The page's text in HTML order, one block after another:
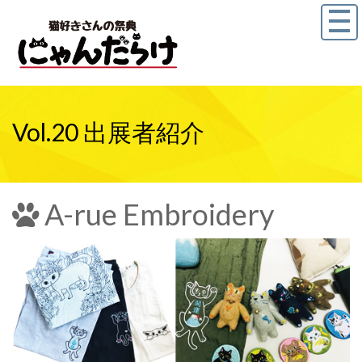
Vol.20 出展者紹介
A-rue Embroidery